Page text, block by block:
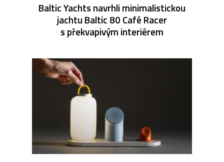
Baltic Yachts navrhli minimalistickou
jachtu Baltic 80 Café Racer
s překvapivým interiérem